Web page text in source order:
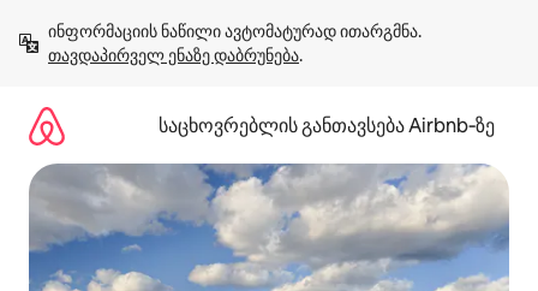
გადასვლა
თავდაპირველ ენაზე დაბრუნება.
საცხოვრებლის განთავსება Airbnb‑ზე